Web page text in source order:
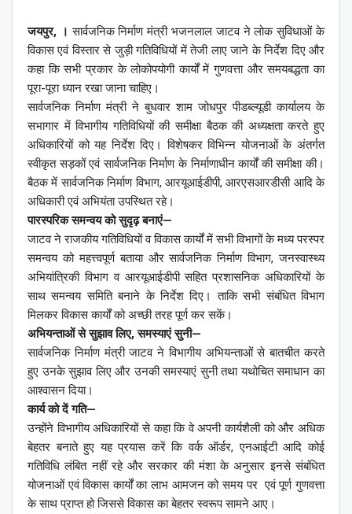
जयपुर, । सार्वजनिक निर्माण मंत्री भजनलाल जाटव ने लोक सुविधाओं के
विकास एवं विस्तार से जुड़ी गतिविधियों में तेजी लाए जाने के निर्देश दिए और
कहा कि सभी प्रकार के लोकोपयोगी कार्यों में गुणवत्ता और समयबद्धता का
पूरा-पूरा ध्यान रखा जाना चाहिए।
सार्वजनिक निर्माण मंत्री ने बुधवार शाम जोधपुर पीडब्ल्यूडी कार्यालय के
सभागार में विभागीय गतिविधियों की समीक्षा बैठक की अध्यक्षता करते हुए
अधिकारियों को यह निर्देश दिए। विशेषकर विभिन्न योजनाओं के अंतर्गत
स्वीकृत सड़कों एवं सार्वजनिक निर्माण के निर्माणाधीन कार्यों की समीक्षा की।
बैठक में सार्वजनिक निर्माण विभाग, आरयूआईडीपी, आरएसआरडीसी आदि के
अधिकारी एवं अभियंता उपस्थित रहे।
पारस्परिक समन्वय को सुदृढ़ बनाएं—
जाटव ने राजकीय गतिविधियों व विकास कार्यों में सभी विभागों के मध्य परस्पर
समन्वय को महत्त्वपूर्ण बताया और सार्वजनिक निर्माण विभाग, जनस्वास्थ्य
अभियांत्रिकी विभाग व आरयूआईडीपी सहित प्रशासनिक अधिकारियों के
साथ समन्वय समिति बनाने के निर्देश दिए। ताकि सभी संबंधित विभाग
मिलकर विकास कार्यों को अच्छी तरह पूर्ण कर सकें।
अभियन्ताओं से सुझाव लिए, समस्याएं सुनी—
सार्वजनिक निर्माण मंत्री जाटव ने विभागीय अभियन्ताओं से बातचीत करते
हुए उनके सुझाव लिए और उनकी समस्याएं सुनी तथा यथोचित समाधान का
आश्वासन दिया।
कार्य को दें गति—
उन्होंने विभागीय अधिकारियों से कहा कि वे अपनी कार्यशैली को और अधिक
बेहतर बनाते हुए यह प्रयास करें कि वर्क ऑर्डर, एनआईटी आदि कोई
गतिविधि लंबित नहीं रहे और सरकार की मंशा के अनुसार इनसे संबंधित
योजनाओं एवं विकास कार्यों का लाभ आमजन को समय पर एवं पूर्ण गुणवत्ता
के साथ प्राप्त हो जिससे विकास का बेहतर स्वरूप सामने आए।